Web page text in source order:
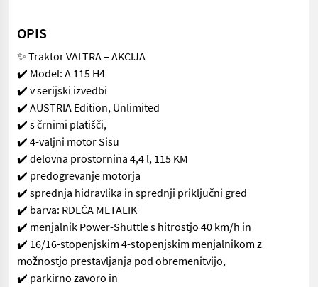
OPIS
✨ Traktor VALTRA – AKCIJA
✔️ Model: A 115 H4
✔️ v serijski izvedbi
✔️ AUSTRIA Edition, Unlimited
✔️ s črnimi platišči,
✔️ 4-valjni motor Sisu
✔️ delovna prostornina 4,4 l, 115 KM
✔️ predogrevanje motorja
✔️ sprednja hidravlika in sprednji priključni gred
✔️ barva: RDEČA METALIK
✔️ menjalnik Power-Shuttle s hitrostjo 40 km/h in
✔️ 16/16-stopenjskim 4-stopenjskim menjalnikom z
možnostjo prestavljanja pod obremenitvijo,
✔️ parkirno zavoro in